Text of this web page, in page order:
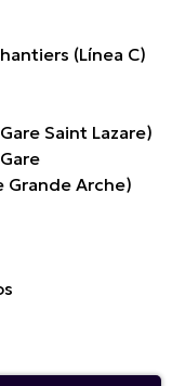
(Línea C)
Saint Lazare)
Grande Arche)